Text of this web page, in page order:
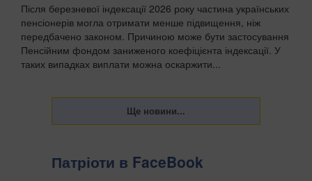
Після березневої індексації 2026 року частина українських
пенсіонерів могла отримати менше підвищення, ніж
передбачено законом. Причиною може бути застосування
Пенсійним фондом заниженого коефіцієнта індексації. У
таких випадках виплати можна оскаржити...
Патріоти в FaceBook